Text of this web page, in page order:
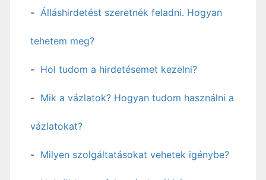
Álláshirdetést szeretnék feladni. Hogyan
tehetem meg?
Hol tudom a hirdetésemet kezelni?
Mik a vázlatok? Hogyan tudom használni a
vázlatokat?
Milyen szolgáltatásokat vehetek igénybe?